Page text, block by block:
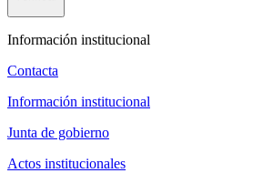
Información institucional
Contacta
Información institucional
Junta de gobierno
Actos institucionales